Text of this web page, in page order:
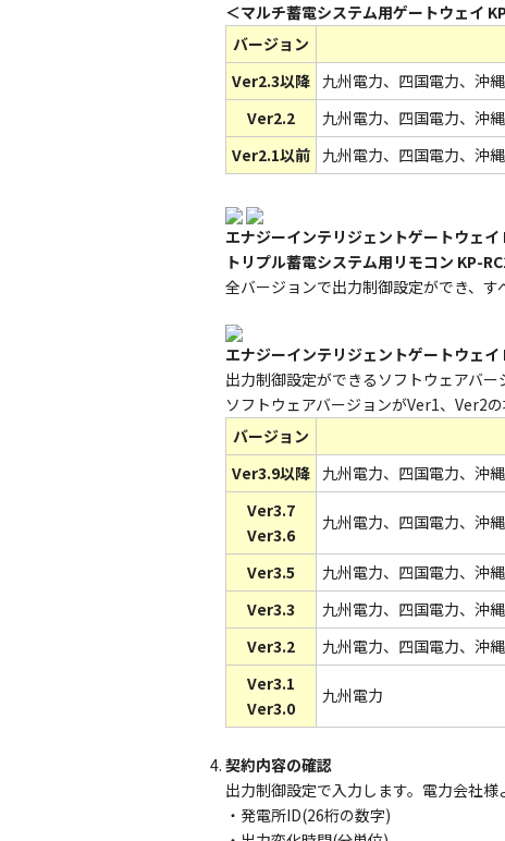
＜マルチ蓄電システム用ゲートウェイ
バージョン
Ver2.3以降 九州電力、四国電力、沖
Ver2.2
九州電力、四国電力、沖
Ver2.1以前 九州電力、四国電力、沖
エナジーインテリジェントゲートウェ
トリプル蓄電システム用リモコン KP-
全バージョンで出力制御設定ができ、す
エナジーインテリジェントゲートウェ
出力制御設定ができるソフトウェアバー
ソフトウェアバージョンがVer1、Ver2
バージョン
Ver3.9以降 九州電力、四国電力、沖
Ver3.7
Ver3.6
九州電力、四国電力、沖
Ver3.5
九州電力、四国電力、沖
Ver3.3
九州電力、四国電力、沖
Ver3.2
九州電力、四国電力、沖
Ver3.1
Ver3.0
九州電力
契約内容の確認
出力制御設定で入力します。電力会社
・発電所ID(26桁の数字)